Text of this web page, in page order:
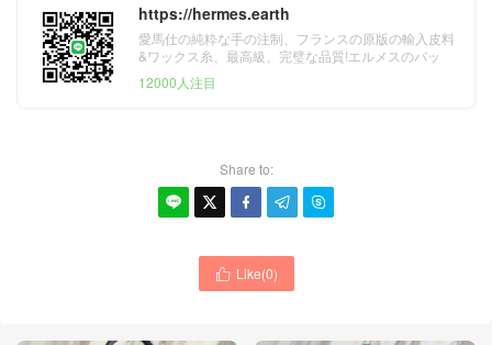
https://hermes.earth
愛馬仕の純粋な手の注制、フランスの原版の輸入皮料
&ワックス糸、最高級、完璧な品質!エルメスのバッ
グ、財布、ベルト&スカーフ。
12000人注目
Share to:
    
 Like(0)